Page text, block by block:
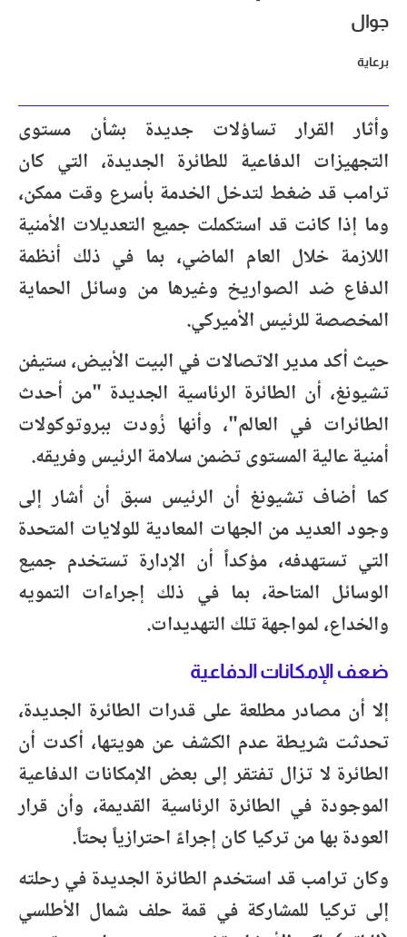
جوال
برعاية
وأثار القرار تساؤلات جديدة بشأن مستوى
التجهيزات الدفاعية للطائرة الجديدة، التي كان
ترامب قد ضغط لتدخل الخدمة بأسرع وقت ممكن،
وما إذا كانت قد استكملت جميع التعديلات الأمنية
اللازمة خلال العام الماضي، بما في ذلك أنظمة
الدفاع ضد الصواريخ وغيرها من وسائل الحماية
المخصصة للرئيس الأميركي.
حيث أكد مدير الاتصالات في البيت الأبيض، ستيفن
تشيونغ، أن الطائرة الرئاسية الجديدة "من أحدث
الطائرات في العالم"، وأنها زُودت ببروتوكولات
أمنية عالية المستوى تضمن سلامة الرئيس وفريقه.
كما أضاف تشيونغ أن الرئيس سبق أن أشار إلى
وجود العديد من الجهات المعادية للولايات المتحدة
التي تستهدفه، مؤكداً أن الإدارة تستخدم جميع
الوسائل المتاحة، بما في ذلك إجراءات التمويه
والخداع، لمواجهة تلك التهديدات.
ضعف الإمكانات الدفاعية
إلا أن مصادر مطلعة على قدرات الطائرة الجديدة،
تحدثت شريطة عدم الكشف عن هويتها، أكدت أن
الطائرة لا تزال تفتقر إلى بعض الإمكانات الدفاعية
الموجودة في الطائرة الرئاسية القديمة، وأن قرار
العودة بها من تركيا كان إجراءً احترازياً بحتاً.
وكان ترامب قد استخدم الطائرة الجديدة في رحلته
إلى تركيا للمشاركة في قمة حلف شمال الأطلسي